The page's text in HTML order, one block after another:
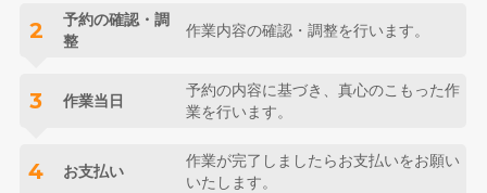
2
予約の確認・調
整
作業内容の確認・調整を行います。
3 作業当日
予約の内容に基づき、真心のこもった作
業を行います。
4 お支払い
作業が完了しましたらお支払いをお願い
いたします。